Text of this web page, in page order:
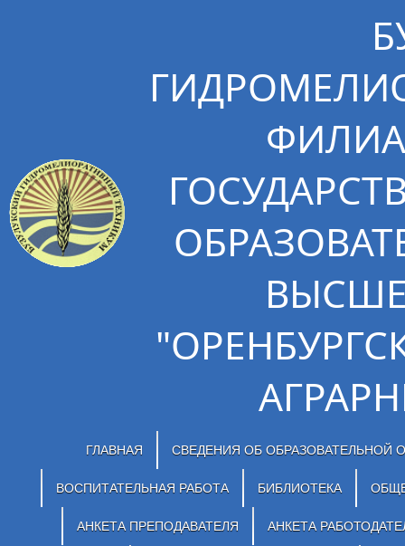
ГЛАВНАЯ СВЕДЕНИЯ ОБ ОБРАЗОВАТЕЛЬНОЙ
ВОСПИТАТЕЛЬНАЯ РАБОТА БИБЛИОТЕКА
АНКЕТА ПРЕПОДАВАТЕЛЯ АНКЕТА